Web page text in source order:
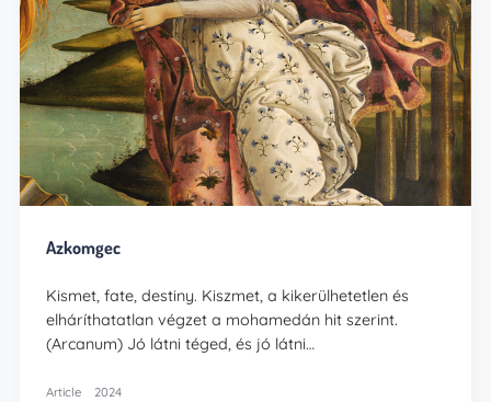
Azkomgec
Kismet, fate, destiny. Kiszmet, a kikerülhetetlen és
elháríthatatlan végzet a mohamedán hit szerint.
(Arcanum) Jó látni téged, és jó látni…
Article 2024